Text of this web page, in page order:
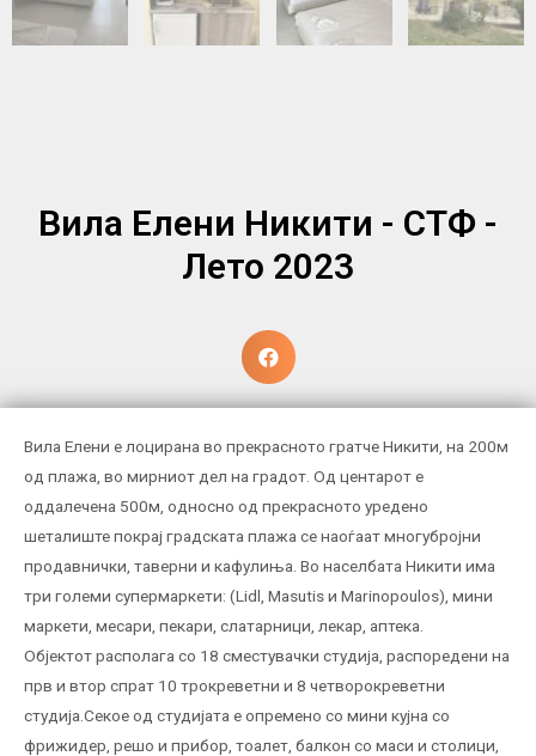
Вила Елени Никити - СТФ -
Лето 2023
Вила Елени е лоцирана во прекрасното гратче Никити, на 200м
од плажа, во мирниот дел на градот. Од центарот е
оддалечена 500м, односно од прекрасното уредено
шеталиште покрај градската плажа се наоѓаат многубројни
продавнички, таверни и кафулиња. Во населбата Никити има
три големи супермаркети: (Lidl, Masutis и Marinopoulos), мини
маркети, месари, пекари, слатарници, лекар, аптека.
Објектот располага со 18 сместувачки студија, распоредени на
прв и втор спрат 10 трокреветни и 8 четворокреветни
студија.Секое од студијата е опремено со мини кујна со
фрижидер, решо и прибор, тоалет, балкон со маси и столици,